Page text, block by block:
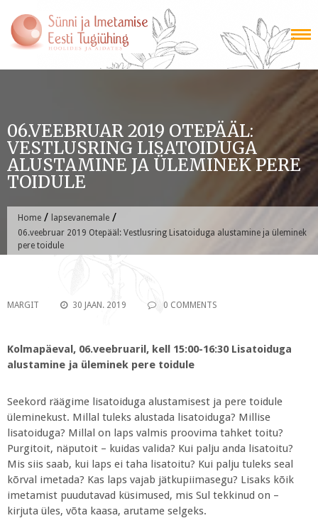
content
06.VEEBRUAR 2019 OTEPÄÄL:
VESTLUSRING LISATOIDUGA
ALUSTAMINE JA ÜLEMINEK PERE
TOIDULE
Home / lapsevanemale /
06.veebruar 2019 Otepääl: Vestlusring Lisatoiduga alustamine ja üleminek
pere toidule
MARGIT 30 JAAN. 2019 0 COMMENTS
Kolmapäeval, 06.veebruaril, kell 15:00-16:30 Lisatoiduga
alustamine ja üleminek pere toidule
Seekord räägime lisatoiduga alustamisest ja pere toidule
üleminekust. Millal tuleks alustada lisatoiduga? Millise
lisatoiduga? Millal on laps valmis proovima tahket toitu?
Purgitoit, näputoit – kuidas valida? Kui palju anda lisatoitu?
Mis siis saab, kui laps ei taha lisatoitu? Kui palju tuleks seal
kõrval imetada? Kas laps vajab jätkupiimasegu? Lisaks kõik
imetamist puudutavad küsimused, mis Sul tekkinud on –
kirjuta üles, võta kaasa, arutame selgeks.